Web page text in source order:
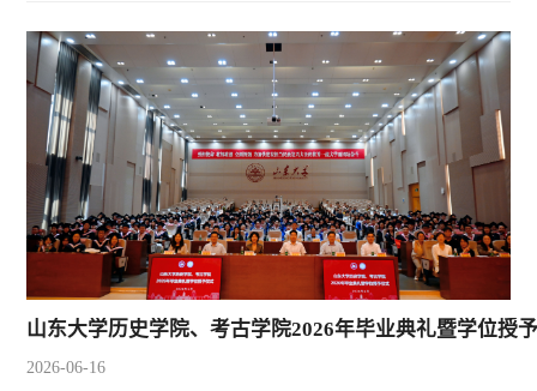
山东大学历史学院、考古学院2026年毕业典礼暨学位授
2026-06-16